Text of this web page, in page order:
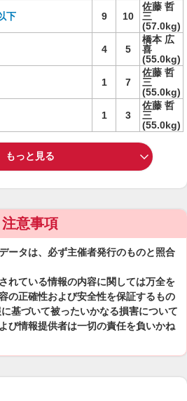
下 9 10
佐藤 哲
三
(57.0kg)
4 5
橋本 広
喜
(55.0kg)
1 7
佐藤 哲
三
(55.0kg)
1 3
佐藤 哲
三
(55.0kg)
もっと見る
注意事項
ータは、必ず主催者発行のものと照合
れている情報の内容に関しては万全を
の正確性および安全性を保証するもの
基づいて被ったいかなる損害について
び情報提供者は一切の責任を負いかね